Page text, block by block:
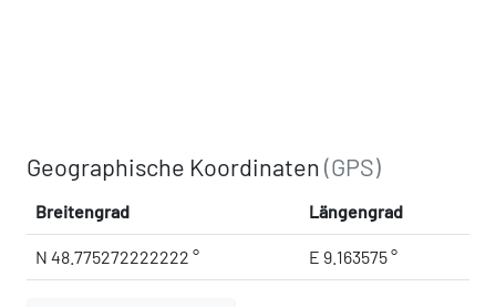
Geographische Koordinaten(GPS)
Breitengrad Längengrad
N 48.775272222222 ° E 9.163575 °